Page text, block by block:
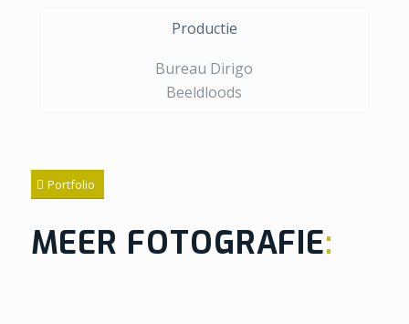
Productie
Bureau Dirigo
Beeldloods
Portfolio
MEER FOTOGRAFIE: